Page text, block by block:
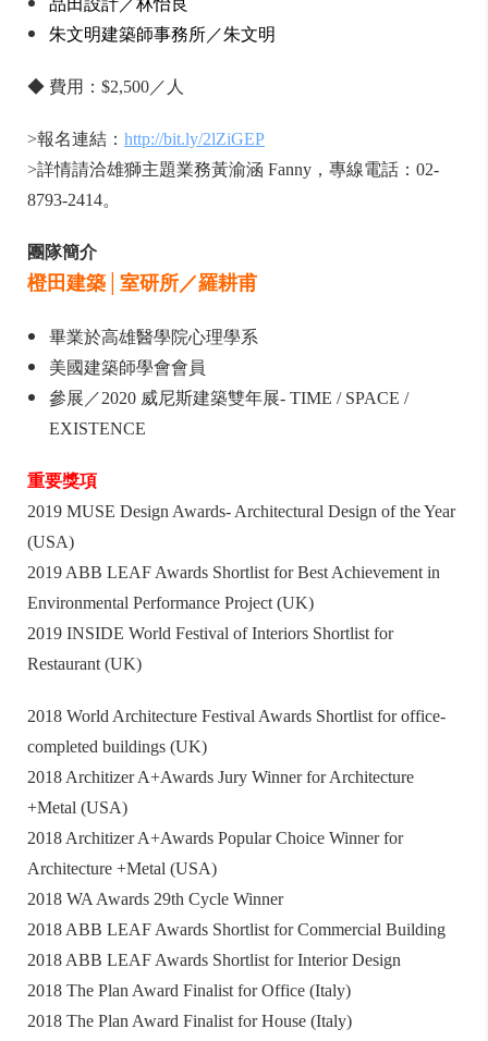
品田設計／林怡良
朱文明建築師事務所／朱文明
◆ 費用：$2,500／人
>報名連結： http://bit.ly/2lZiGEP
>詳情請洽雄獅主題業務黃渝涵 Fanny，專線電話：02-
8793-2414。
團隊簡介
橙田建築│室研所／羅耕甫
畢業於高雄醫學院心理學系
美國建築師學會會員
參展／2020 威尼斯建築雙年展- TIME / SPACE /
EXISTENCE
重要獎項
2019 MUSE Design Awards- Architectural Design of the Year
(USA)
2019 ABB LEAF Awards Shortlist for Best Achievement in
Environmental Performance Project (UK)
2019 INSIDE World Festival of Interiors Shortlist for
Restaurant (UK)
2018 World Architecture Festival Awards Shortlist for office-
completed buildings (UK)
2018 Architizer A+Awards Jury Winner for Architecture
+Metal (USA)
2018 Architizer A+Awards Popular Choice Winner for
Architecture +Metal (USA)
2018 WA Awards 29th Cycle Winner
2018 ABB LEAF Awards Shortlist for Commercial Building
2018 ABB LEAF Awards Shortlist for Interior Design
2018 The Plan Award Finalist for Office (Italy)
2018 The Plan Award Finalist for House (Italy)